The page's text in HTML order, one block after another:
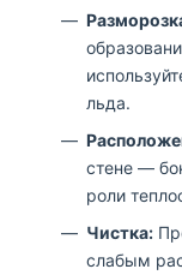
льда.
стене —
роли
Чистка:
слабым